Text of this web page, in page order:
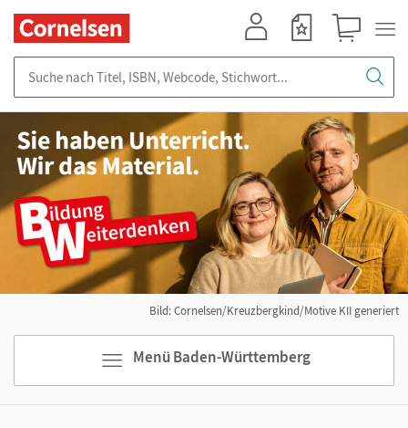
Menü Baden-Württemberg
Bild: Cornelsen/Kreuzbergkind/Motive KII generiert